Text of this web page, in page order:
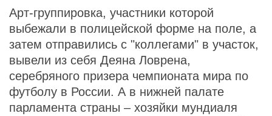
Арт-группировка, участники которой
выбежали в полицейской форме на поле, а
затем отправились с "коллегами" в участок,
вывели из себя Деяна Ловрена,
серебряного призера чемпионата мира по
футболу в России. А в нижней палате
парламента страны – хозяйки мундиаля